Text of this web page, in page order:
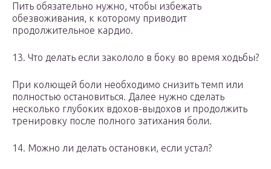
Пить обязательно нужно, чтобы избежать
обезвоживания, к которому приводит
продолжительное кардио.
13. Что делать если закололо в боку во время ходьбы?
При колющей боли необходимо снизить темп или
полностью остановиться. Далее нужно сделать
несколько глубоких вдохов-выдохов и продолжить
тренировку после полного затихания боли.
14. Можно ли делать остановки, если устал?